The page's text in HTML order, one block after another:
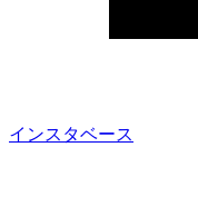
インスタベース